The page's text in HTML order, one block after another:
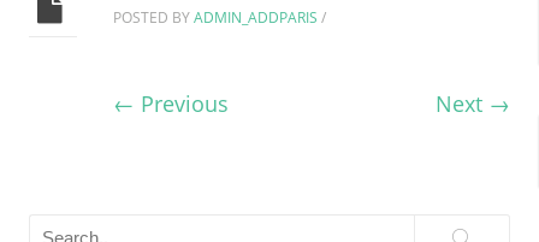
POSTED BYADMIN_ADDPARIS /
← Previous Next→